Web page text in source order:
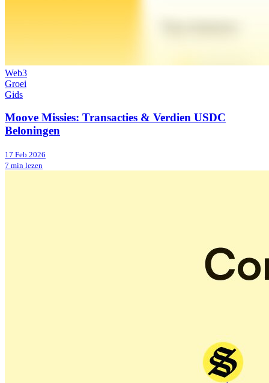
Web3
Groei
Gids
Moove Missies: Transacties & Verdien USDC
Beloningen
17 Feb 2026
7 min lezen